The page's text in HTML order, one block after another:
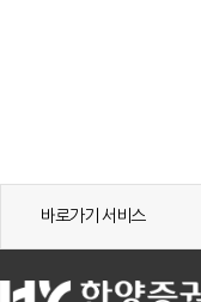
바로가기 서비스